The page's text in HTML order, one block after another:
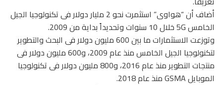
أضاف أن “هواوى” استثمرت نحو 2 مليار دولار فى تكنولوجيا الجيل
الخامس 5G خلال 10 سنوات وتحديداً بداية من 2009.
وتوزعت الاستثمارات ما بين 600 مليون دولار فى البحث والتطوير
لتكنولوجيا الجيل الخامس منذ عام 2009، و600 مليون دولار فى
منتجات التطوير منذ عام 2016، و800 مليون دولار فى تكنولوجيا
الموبايل GSMA منذ عام 2018.